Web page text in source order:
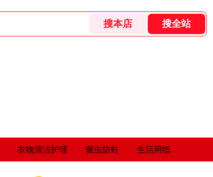
衣物清洁护理 驱虫防蛀 生活用纸